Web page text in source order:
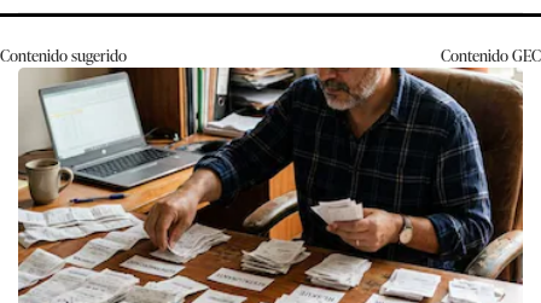
Contenido sugerido ContenidoGEC